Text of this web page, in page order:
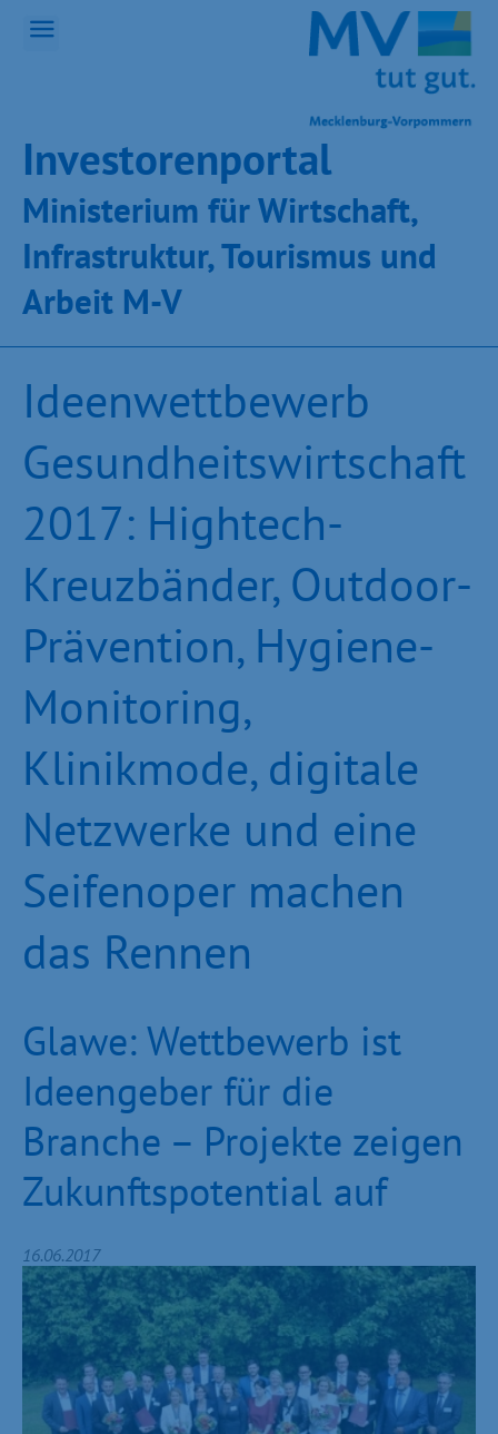
Inves­toren­por­tal
Ministeri­um für Wirt­schaft,
Infra­struk­tur, Tou­ris­mus und
Ar­beit M-V
Ideenwettbewerb
Gesundheitswirtschaft
2017: Hightech-
Kreuzbänder, Outdoor-
Prävention, Hygiene-
Monitoring,
Klinikmode, digitale
Netzwerke und eine
Seifenoper machen
das Rennen
Glawe: Wettbewerb ist
Ideengeber für die
Branche – Projekte zeigen
Zukunftspotential auf
16.06.2017